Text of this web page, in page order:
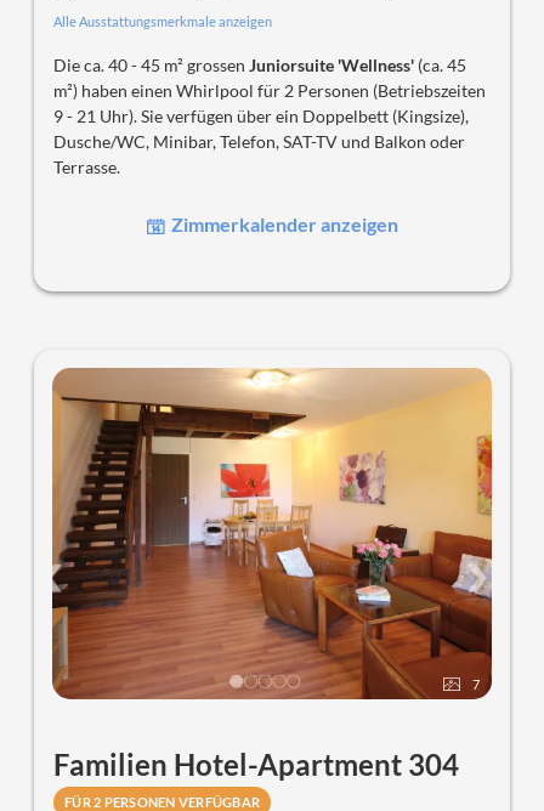
Alle Ausstattungsmerkmale anzeigen
Die ca. 40 - 45 m² grossen Juniorsuite 'Wellness' (ca. 45
m²) haben einen Whirlpool für 2 Personen (Betriebszeiten
9 - 21 Uhr). Sie verfügen über ein Doppelbett (Kingsize),
Dusche/WC, Minibar, Telefon, SAT-TV und Balkon oder
Terrasse.
Zimmerkalender anzeigen
7
Familien Hotel-Apartment 304
FÜR 2 PERSONEN VERFÜGBAR